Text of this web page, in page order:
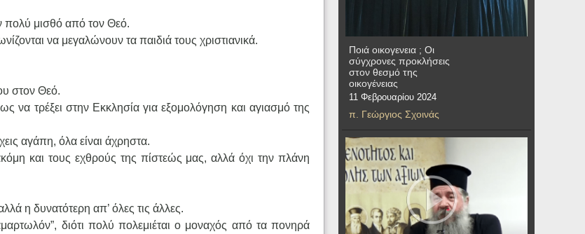
πολύ μισθό από τον Θεό.
να μεγαλώνουν τα παιδιά τους χριστιανικά.
στον Θεό.
τρέξει στην Εκκλησία για εξομολόγηση και αγιασμό της
αγάπη, όλα είναι άχρηστα.
και τους εχθρούς της πίστεώς μας, αλλά όχι την πλάνη
η δυνατότερη απ’ όλες τις άλλες.
διότι πολύ πολεμιέται ο μοναχός από τα πονηρά
Ποιά οικογενεια ; Οι
σύγχρονες προκλήσεις
στον θεσμό της
οικογένειας
11 Φεβρουαρίου 2024
π. Γεώργιος Σχοινάς